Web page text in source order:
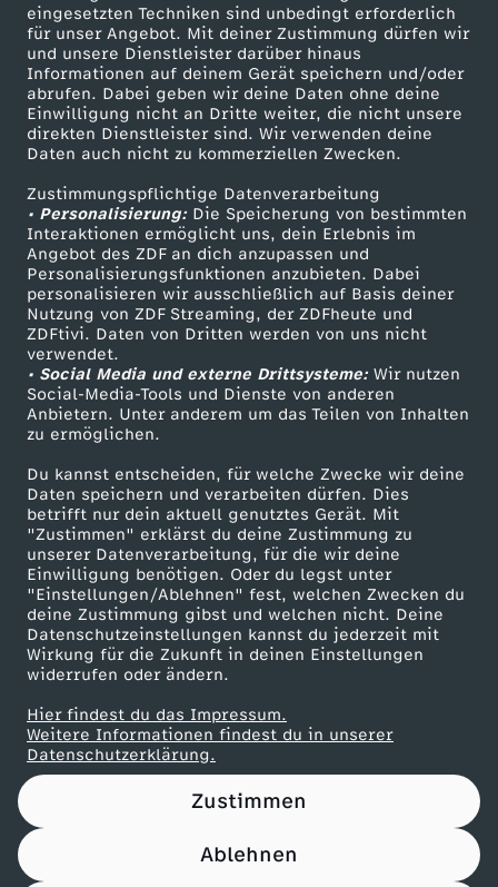
eingesetzten Techniken sind unbedingt erforderlich
für unser Angebot. Mit deiner Zustimmung dürfen wir
und unsere Dienstleister darüber hinaus
Informationen auf deinem Gerät speichern und/oder
abrufen. Dabei geben wir deine Daten ohne deine
Einwilligung nicht an Dritte weiter, die nicht unsere
direkten Dienstleister sind. Wir verwenden deine
Daten auch nicht zu kommerziellen Zwecken.
Zustimmungspflichtige Datenverarbeitung
• Personalisierung:Die Speicherung von bestimmten
Interaktionen ermöglicht uns, dein Erlebnis im
Angebot des ZDF an dich anzupassen und
Personalisierungsfunktionen anzubieten. Dabei
personalisieren wir ausschließlich auf Basis deiner
Nutzung von ZDF Streaming, der ZDFheute und
ZDFtivi. Daten von Dritten werden von uns nicht
verwendet.
• Social Media und externe Drittsysteme:Wir nutzen
Social-Media-Tools und Dienste von anderen
Anbietern. Unter anderem um das Teilen von Inhalten
zu ermöglichen.
Du kannst entscheiden, für welche Zwecke wir deine
Daten speichern und verarbeiten dürfen. Dies
betrifft nur dein aktuell genutztes Gerät. Mit
"Zustimmen" erklärst du deine Zustimmung zu
unserer Datenverarbeitung, für die wir deine
Einwilligung benötigen. Oder du legst unter
"Einstellungen/Ablehnen" fest, welchen Zwecken du
deine Zustimmung gibst und welchen nicht. Deine
Datenschutzeinstellungen kannst du jederzeit mit
Wirkung für die Zukunft in deinen Einstellungen
widerrufen oder ändern.
Hier findest du das Impressum.
Weitere Informationen findest du in unserer
Datenschutzerklärung.
Zustimmen
Ablehnen
Mehr ZDF
ZDF-Apps
Smart TV
ZDFtext
Livestreams
Sendungen A-Z
TV-Programm
Service
ZDFmitreden
Kontakt zum ZDF
Tickets
Zuschauerservice
Hilfe
ZDF Unternehmen
Karriere
ZDF goes Schule
Werbefernsehen
Mainzelmännchen
Partner
Nutzungsbedingungen